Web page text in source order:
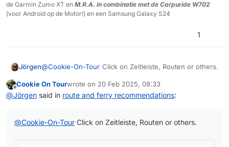
de Garmin Zumo XT en M.R.A. in combinatie met de Carpuride W702
(voor Android op de Motor!) en een Samsung Galaxy S24
1
Jörgen@Cookie-On-Tour Click on Zeitleiste, Routen or others.
Offline
Cookie On Tourwrote on 20 Feb 2025, 08:33
last edited by
@Jörgen said in route and ferry recommendations:
@Cookie-On-Tour Click on Zeitleiste, Routen or others.